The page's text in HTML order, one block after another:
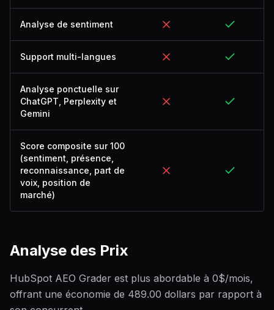
Analyse de sentiment
Support multi-langues
Analyse ponctuelle sur
ChatGPT, Perplexity et
Gemini
Score composite sur 100
(sentiment, présence,
reconnaissance, part de
voix, position de
marché)
Analyse des Prix
HubSpot AEO Grader est plus abordable à 0$/mois,
offrant une économie de 489.00 dollars par rapport à